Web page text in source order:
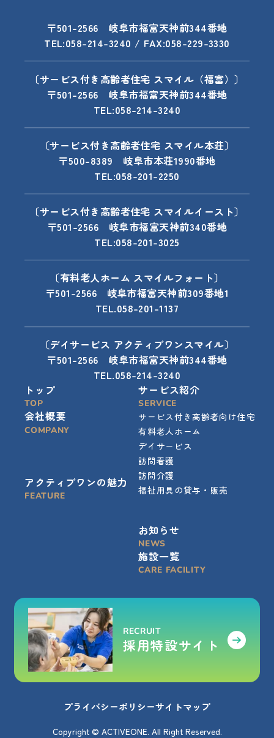
〒501-2566 岐阜市福富天神前344番地
TEL:058-214-3240 / FAX:058-229-3330
〔サービス付き高齢者住宅 スマイル（福富）〕
〒501-2566 岐阜市福富天神前344番地
TEL:058-214-3240
〔サービス付き高齢者住宅 スマイル本荘〕
〒500-8389 岐阜市本荘1990番地
TEL:058-201-2250
〔サービス付き高齢者住宅 スマイルイースト〕
〒501-2566 岐阜市福富天神前340番地
TEL:058-201-3025
〔有料老人ホーム スマイルフォート〕
〒501-2566 岐阜市福富天神前309番地1
TEL.058-201-1137
〔デイサービス アクティブワンスマイル〕
〒501-2566 岐阜市福富天神前344番地
TEL.058-214-3240
トップ
TOP
会社概要
COMPANY
アクティブワンの魅力
FEATURE
サービス紹介
SERVICE
サービス付き高齢者向け住宅
有料老人ホーム
デイサービス
訪問看護
訪問介護
福祉用具の貸与・販売
お知らせ
NEWS
施設一覧
CARE FACILITY
RECRUIT
採用特設サイト
プライバシーポリシーサイトマップ
Copyright © ACTIVEONE. All Right Reserved.